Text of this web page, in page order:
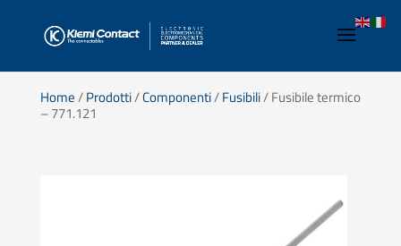
Home/Prodotti/Componenti/Fusibili/ Fusibile termico
– 771.121